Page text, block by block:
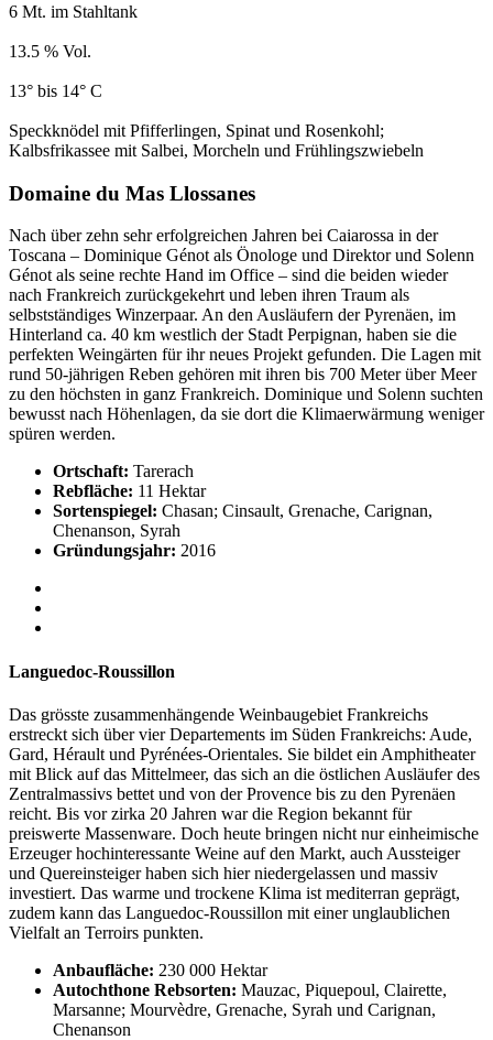
6 Mt. im Stahltank
13.5 % Vol.
13° bis 14° C
Speckknödel mit Pfifferlingen, Spinat und Rosenkohl;
Kalbsfrikassee mit Salbei, Morcheln und Frühlingszwiebeln
Domaine du Mas Llossanes
Nach über zehn sehr erfolgreichen Jahren bei Caiarossa in der
Toscana – Dominique Génot als Önologe und Direktor und Solenn
Génot als seine rechte Hand im Office – sind die beiden wieder
nach Frankreich zurückgekehrt und leben ihren Traum als
selbstständiges Winzerpaar. An den Ausläufern der Pyrenäen, im
Hinterland ca. 40 km westlich der Stadt Perpignan, haben sie die
perfekten Weingärten für ihr neues Projekt gefunden. Die Lagen mit
rund 50-jährigen Reben gehören mit ihren bis 700 Meter über Meer
zu den höchsten in ganz Frankreich. Dominique und Solenn suchten
bewusst nach Höhenlagen, da sie dort die Klimaerwärmung weniger
spüren werden.
Ortschaft: Tarerach
Rebfläche: 11 Hektar
Sortenspiegel: Chasan; Cinsault, Grenache, Carignan,
Chenanson, Syrah
Gründungsjahr: 2016
Languedoc-Roussillon
Das grösste zusammenhängende Weinbaugebiet Frankreichs
erstreckt sich über vier Departements im Süden Frankreichs: Aude,
Gard, Hérault und Pyrénées-Orientales. Sie bildet ein Amphitheater
mit Blick auf das Mittelmeer, das sich an die östlichen Ausläufer des
Zentralmassivs bettet und von der Provence bis zu den Pyrenäen
reicht. Bis vor zirka 20 Jahren war die Region bekannt für
preiswerte Massenware. Doch heute bringen nicht nur einheimische
Erzeuger hochinteressante Weine auf den Markt, auch Aussteiger
und Quereinsteiger haben sich hier niedergelassen und massiv
investiert. Das warme und trockene Klima ist mediterran geprägt,
zudem kann das Languedoc-Roussillon mit einer unglaublichen
Vielfalt an Terroirs punkten.
Anbaufläche: 230 000 Hektar
Autochthone Rebsorten: Mauzac, Piquepoul, Clairette,
Marsanne; Mourvèdre, Grenache, Syrah und Carignan,
Chenanson